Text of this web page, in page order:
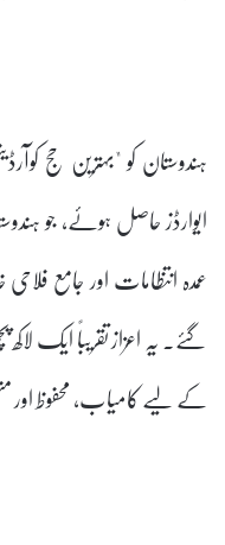
ہندوستان کو "بہترین حج
ایوارڈز حاصل ہوئے، جو
عمدہ انتظامات اور جامع
کے لیے کامیاب، محفوظ اور